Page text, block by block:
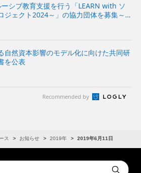
シブ教育支援を行う「LEARN with ソ
ジェクト2024～」の協力団体を募集～
および学校で、ICT機器を活用するた
催～ | 企業・IR | ソ...
自然資本影響のモデル化に向けた共同研
を公表
Recommended by
ス お知らせ 2019年 2019年6月11日